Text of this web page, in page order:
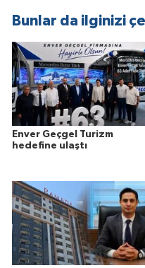
Bunlar da ilginizi
Enver Geçgel Turizm
hedefine ulaştı